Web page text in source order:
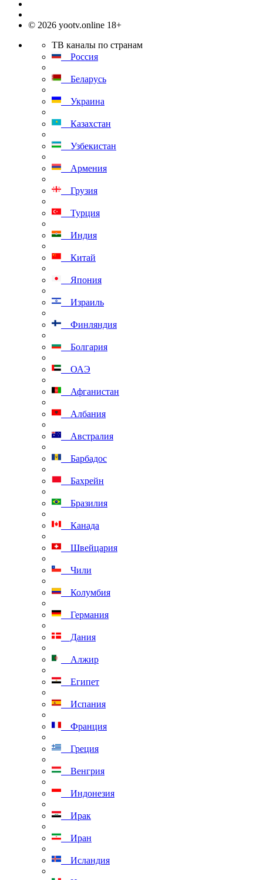
© 2026 yootv.online 18+
ТВ каналы по странам
Россия
Беларусь
Украина
Казахстан
Узбекистан
Армения
Грузия
Турция
Индия
Китай
Япония
Израиль
Финляндия
Болгария
ОАЭ
Афганистан
Албания
Австралия
Барбадос
Бахрейн
Бразилия
Канада
Швейцария
Чили
Колумбия
Германия
Дания
Алжир
Египет
Испания
Франция
Греция
Венгрия
Индонезия
Ирак
Иран
Исландия